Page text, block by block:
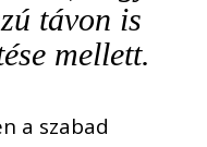
távon is
mellett.
a szabad